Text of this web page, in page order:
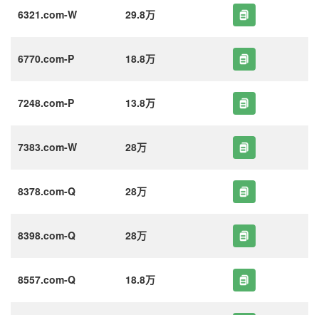
6321.com-W 29.8万
6770.com-P 18.8万
7248.com-P 13.8万
7383.com-W 28万
8378.com-Q 28万
8398.com-Q 28万
8557.com-Q 18.8万